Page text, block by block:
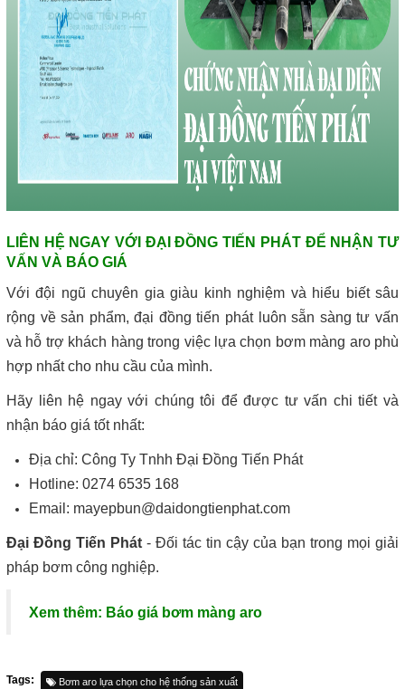
LIÊN HỆ NGAY VỚI ĐẠI ĐỒNG TIẾN PHÁT ĐỂ NHẬN TƯ
VẤN VÀ BÁO GIÁ
Với đội ngũ chuyên gia giàu kinh nghiệm và hiểu biết sâu
rộng về sản phẩm, đại đồng tiến phát luôn sẵn sàng tư vấn
và hỗ trợ khách hàng trong việc lựa chọn bơm màng aro phù
hợp nhất cho nhu cầu của mình.
Hãy liên hệ ngay với chúng tôi để được tư vấn chi tiết và
nhận báo giá tốt nhất:
Địa chỉ: Công Ty Tnhh Đại Đồng Tiến Phát
Hotline: 0274 6535 168
Email: mayepbun@daidongtienphat.com
Đại Đồng Tiến Phát - Đối tác tin cậy của bạn trong mọi giải
pháp bơm công nghiệp.
Xem thêm: Báo giá bơm màng aro
Tags: Bơm aro lựa chọn cho hệ thống sản xuất